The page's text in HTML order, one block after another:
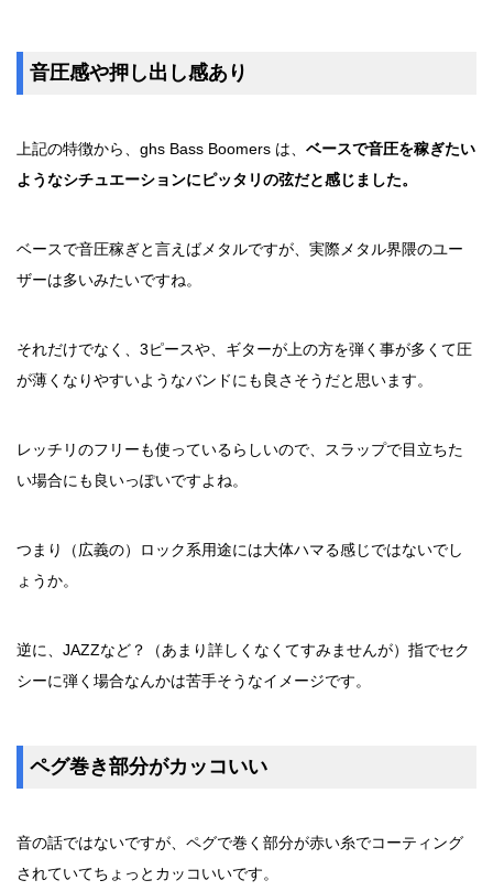
音圧感や押し出し感あり
上記の特徴から、ghs Bass Boomers は、 ベースで音圧を稼ぎたい
ようなシチュエーションにピッタリの弦だと感じました。
ベースで音圧稼ぎと言えばメタルですが、実際メタル界隈のユー
ザーは多いみたいですね。
それだけでなく、3ピースや、ギターが上の方を弾く事が多くて圧
が薄くなりやすいようなバンドにも良さそうだと思います。
レッチリのフリーも使っているらしいので、スラップで目立ちた
い場合にも良いっぽいですよね。
つまり（広義の）ロック系用途には大体ハマる感じではないでし
ょうか。
逆に、JAZZなど？（あまり詳しくなくてすみませんが）指でセク
シーに弾く場合なんかは苦手そうなイメージです。
ペグ巻き部分がカッコいい
音の話ではないですが、ペグで巻く部分が赤い糸でコーティング
されていてちょっとカッコいいです。